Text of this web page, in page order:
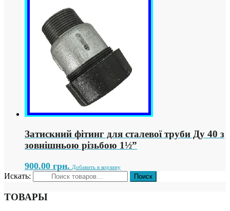
Затискний фітинг для сталевої труби Ду 40 з
зовнішньою різьбою 1½”
900.00 грн. Добавить в корзину
Искать:
ТОВАРЫ